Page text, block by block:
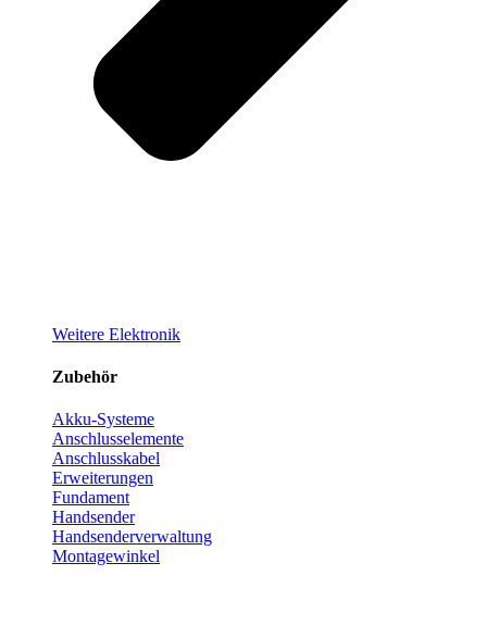
Weitere Elektronik
Zubehör
Akku-Systeme
Anschlusselemente
Anschlusskabel
Erweiterungen
Fundament
Handsender
Handsenderverwaltung
Montagewinkel